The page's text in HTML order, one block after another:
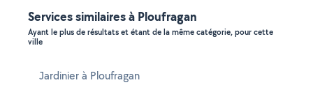
Services similaires à Ploufragan
Ayant le plus de résultats et étant de la même catégorie, pour cette
ville
Jardinier à Ploufragan